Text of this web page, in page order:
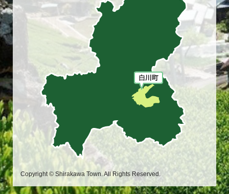
Copyright © Shirakawa Town. All Rights Reserved.